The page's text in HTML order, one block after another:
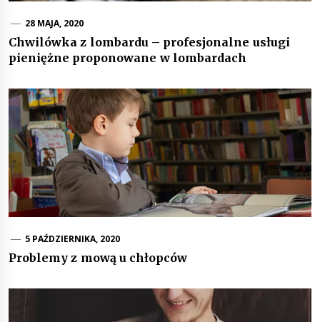
28 MAJA, 2020
Chwilówka z lombardu – profesjonalne usługi
pieniężne proponowane w lombardach
5 PAŹDZIERNIKA, 2020
Problemy z mową u chłopców